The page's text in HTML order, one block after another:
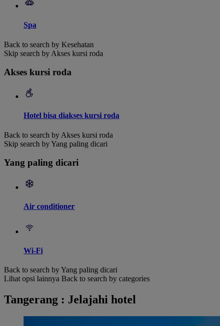
Spa
Back to search by Kesehatan
Skip search by Akses kursi roda
Akses kursi roda
Hotel bisa diakses kursi roda
Back to search by Akses kursi roda
Skip search by Yang paling dicari
Yang paling dicari
Air conditioner
Wi-Fi
Back to search by Yang paling dicari
Lihat opsi lainnya Back to search by categories
Tangerang : Jelajahi hotel